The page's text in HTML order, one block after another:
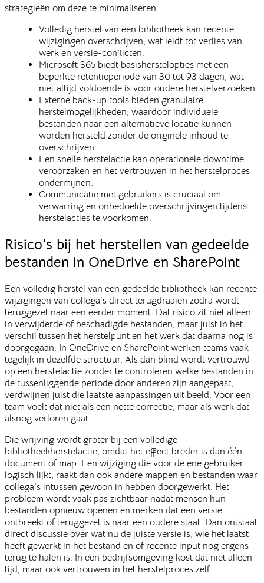
strategieën om deze te minimaliseren.
Volledig herstel van een bibliotheek kan recente
wijzigingen overschrijven, wat leidt tot verlies van
werk en versie-conflicten.
Microsoft 365 biedt basisherstelopties met een
beperkte retentieperiode van 30 tot 93 dagen, wat
niet altijd voldoende is voor oudere herstelverzoeken.
Externe back-up tools bieden granulaire
herstelmogelijkheden, waardoor individuele
bestanden naar een alternatieve locatie kunnen
worden hersteld zonder de originele inhoud te
overschrijven.
Een snelle herstelactie kan operationele downtime
veroorzaken en het vertrouwen in het herstelproces
ondermijnen.
Communicatie met gebruikers is cruciaal om
verwarring en onbedoelde overschrijvingen tijdens
herstelacties te voorkomen.
Risico's bij het herstellen van gedeelde
bestanden in OneDrive en SharePoint
Een volledig herstel van een gedeelde bibliotheek kan recente
wijzigingen van collega’s direct terugdraaien zodra wordt
teruggezet naar een eerder moment. Dat risico zit niet alleen
in verwijderde of beschadigde bestanden, maar juist in het
verschil tussen het herstelpunt en het werk dat daarna nog is
doorgegaan. In OneDrive en SharePoint werken teams vaak
tegelijk in dezelfde structuur. Als dan blind wordt vertrouwd
op een herstelactie zonder te controleren welke bestanden in
de tussenliggende periode door anderen zijn aangepast,
verdwijnen juist die laatste aanpassingen uit beeld. Voor een
team voelt dat niet als een nette correctie, maar als werk dat
alsnog verloren gaat.
Die wrijving wordt groter bij een volledige
bibliotheekherstelactie, omdat het effect breder is dan één
document of map. Een wijziging die voor de ene gebruiker
logisch lijkt, raakt dan ook andere mappen en bestanden waar
collega’s intussen gewoon in hebben doorgewerkt. Het
probleem wordt vaak pas zichtbaar nadat mensen hun
bestanden opnieuw openen en merken dat een versie
ontbreekt of teruggezet is naar een oudere staat. Dan ontstaat
direct discussie over wat nu de juiste versie is, wie het laatst
heeft gewerkt in het bestand en of recente input nog ergens
terug te halen is. In een bedrijfsomgeving kost dat niet alleen
tijd, maar ook vertrouwen in het herstelproces zelf.